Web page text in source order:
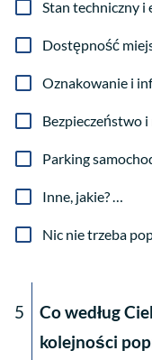
Stan techniczny
Dostępność
Oznakowanie i
Bezpieczeństwo
Parking
Inne, jakie? …
Nic nie trzeba
5
Co według
kolejności